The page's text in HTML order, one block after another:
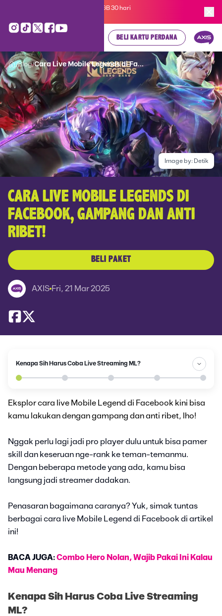
Kartu Perdana AXIS Suka-Suka 3GB 30 hari
BELI KARTU PERDANA
/Blog/Cara Live Mobile Legends di Fa...
Image by: Detik
CARA LIVE MOBILE LEGENDS DI
FACEBOOK, GAMPANG DAN ANTI
RIBET!
BELI PAKET
AXIS Fri, 21 Mar 2025
Kenapa Sih Harus Coba Live Streaming ML?
Eksplor cara live Mobile Legend di Facebook kini bisa
kamu lakukan dengan gampang dan anti ribet, lho!
Nggak perlu lagi jadi pro player dulu untuk bisa pamer
skill dan keseruan nge-rank ke teman-temanmu.
Dengan beberapa metode yang ada, kamu bisa
langsung jadi streamer dadakan.
Penasaran bagaimana caranya? Yuk, simak tuntas
berbagai cara live Mobile Legend di Facebook di artikel
ini!
BACA JUGA:Combo Hero Nolan, Wajib Pakai Ini Kalau
Mau Menang
Kenapa Sih Harus Coba Live Streaming
ML?